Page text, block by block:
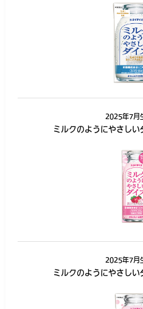
2025年7月
ミルクのようにやさし
2025年7月
ミルクのようにやさし